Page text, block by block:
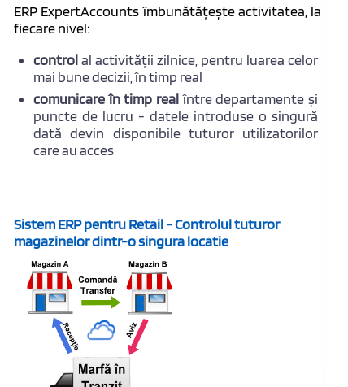
ERP ExpertAccounts îmbunătățește activitatea, la
fiecare nivel:
controlal activității zilnice, pentru luarea celor
mai bune decizii, în timp real
comunicare în timp realîntre departamente și
puncte de lucru - datele introduse o singură
dată devin disponibile tuturor utilizatorilor
care au acces
Sistem ERP pentru Retail - Controlul tuturor
magazinelor dintr-o singura locatie